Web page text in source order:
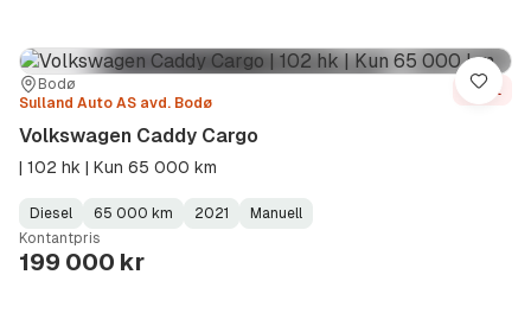
Sted:
Bodø
Forhandler:
Sulland Auto AS avd. Bodø
Solgt
Volkswagen Caddy Cargo
| 102 hk | Kun 65 000 km
Fuel
Type:
Diesel
Kilometerstand:
65 000 km
Model
Year:
2021
Gearbox
Type:
Manuell
Kontantpris
199 000 kr
Lagre